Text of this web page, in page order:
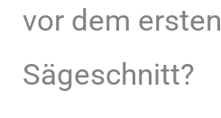
vor dem ersten
Sägeschnitt?